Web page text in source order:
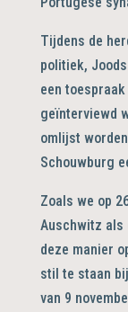
Tijdens de
politiek,
een
geïnterviewd
omlijst
Schouwburg
Zoals we op
Auschwitz als
deze manier
stil te staan
van 9